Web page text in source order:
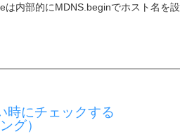
は内部的にMDNS.beginでホスト名を設
時にチェックする
グ）